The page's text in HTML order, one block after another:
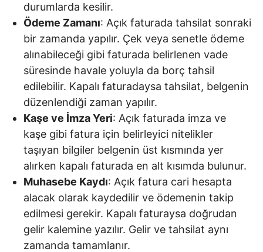
durumlarda kesilir.
Ödeme Zamanı: Açık faturada tahsilat sonraki
bir zamanda yapılır. Çek veya senetle ödeme
alınabileceği gibi faturada belirlenen vade
süresinde havale yoluyla da borç tahsil
edilebilir. Kapalı faturadaysa tahsilat, belgenin
düzenlendiği zaman yapılır.
Kaşe ve İmza Yeri: Açık faturada imza ve
kaşe gibi fatura için belirleyici nitelikler
taşıyan bilgiler belgenin üst kısmında yer
alırken kapalı faturada en alt kısımda bulunur.
Muhasebe Kaydı: Açık fatura cari hesapta
alacak olarak kaydedilir ve ödemenin takip
edilmesi gerekir. Kapalı faturaysa doğrudan
gelir kalemine yazılır. Gelir ve tahsilat aynı
zamanda tamamlanır.